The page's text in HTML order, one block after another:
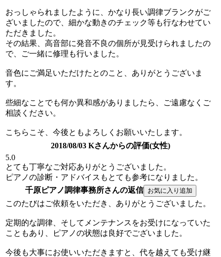
おっしゃられましたように、かなり長い調律ブランクがご
ざいましたので、細かな動きのチェック等も行なわせてい
ただきました。
その結果、高音部に発音不良の個所が見受けられましたの
で、ご一緒に修理も行いました。
音色にご満足いただけたとのこと、ありがとうございま
す。
些細なことでも何か異和感がありましたら、ご遠慮なくご
相談ください。
こちらこそ、今後ともよろしくお願いいたします。
2018/08/03 Kさんからの評価(女性)
5.0
とても丁寧なご対応ありがとうございました。
ピアノの診断・アドバイスもとても参考になりました。
千原ピアノ調律事務所さんの返信
このたびはご依頼をいただき、ありがとうございました。
定期的な調律、そしてメンテナンスをお受けになっていた
こともあり、ピアノの状態は良好でございました。
今後も大事にお使いいただきますと、代を越えても受け継